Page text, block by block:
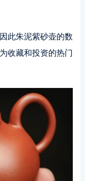
此朱泥紫砂壶的数
收藏和投资的热门